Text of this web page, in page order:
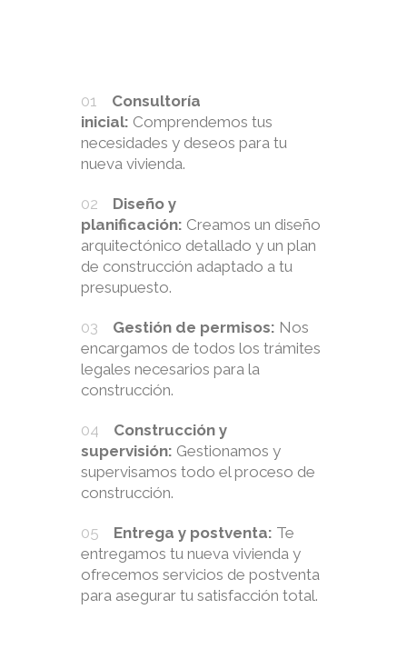
Consultoría
inicial: Comprendemos tus
necesidades y deseos para tu
nueva vivienda.
Diseño y
planificación: Creamos un diseño
arquitectónico detallado y un plan
de construcción adaptado a tu
presupuesto.
Gestión de permisos: Nos
encargamos de todos los trámites
legales necesarios para la
construcción.
Construcción y
supervisión: Gestionamos y
supervisamos todo el proceso de
construcción.
Entrega y postventa: Te
entregamos tu nueva vivienda y
ofrecemos servicios de postventa
para asegurar tu satisfacción total.